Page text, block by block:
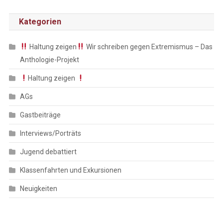
Kategorien
Haltung zeigen
Wir schreiben gegen Extremismus – Das
Anthologie-Projekt
Haltung zeigen
AGs
Gastbeiträge
Interviews/Porträts
Jugend debattiert
Klassenfahrten und Exkursionen
Neuigkeiten